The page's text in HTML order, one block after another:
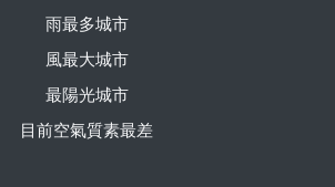
雨最多城市
風最大城市
最陽光城市
目前空氣質素最差